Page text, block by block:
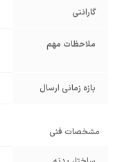
گارانتی
ملاحظات مهم
بازه زمانی ارسال
مشخصات فنی